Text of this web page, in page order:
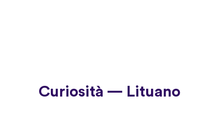
Curiosità — Lituano